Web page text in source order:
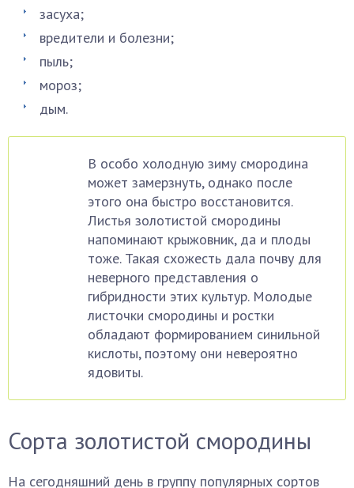
засуха;
вредители и болезни;
пыль;
мороз;
дым.
В особо холодную зиму смородина
может замерзнуть, однако после
этого она быстро восстановится.
Листья золотистой смородины
напоминают крыжовник, да и плоды
тоже. Такая схожесть дала почву для
неверного представления о
гибридности этих культур. Молодые
листочки смородины и ростки
обладают формированием синильной
кислоты, поэтому они невероятно
ядовиты.
Сорта золотистой смородины
На сегодняшний день в группу популярных сортов